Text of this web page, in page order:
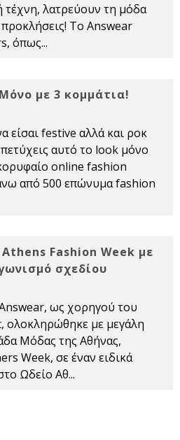
τέχνη, λατρεύουν τη μόδα
Το Answear
όπως...
με 3 κομμάτια!
είσαι festive αλλά και ροκ
αυτό το look μόνο
online fashion
από 500 επώνυμα fashion
Fashion Week με
σχεδίου
ως χορηγού του
ολοκληρώθηκε με μεγάλη
Μόδας της Αθήνας,
Week, σε έναν ειδικά
Ωδείο Αθ...